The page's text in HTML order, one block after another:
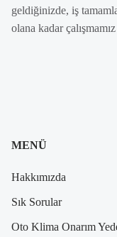
geldiğinizde, iş
olana kadar
MENÜ
Hakkımızda
Sık Sorular
Oto Klima Onarım